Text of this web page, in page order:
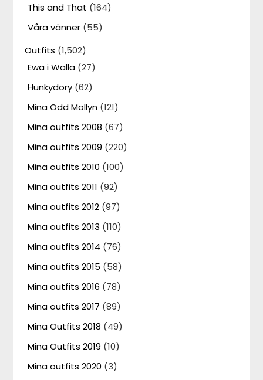
This and That (164)
Våra vänner (55)
Outfits (1,502)
Ewa i Walla (27)
Hunkydory (62)
Mina Odd Mollyn (121)
Mina outfits 2008 (67)
Mina outfits 2009 (220)
Mina outfits 2010 (100)
Mina outfits 2011 (92)
Mina outfits 2012 (97)
Mina outfits 2013 (110)
Mina outfits 2014 (76)
Mina outfits 2015 (58)
Mina outfits 2016 (78)
Mina outfits 2017 (89)
Mina Outfits 2018 (49)
Mina Outfits 2019 (10)
Mina outfits 2020 (3)